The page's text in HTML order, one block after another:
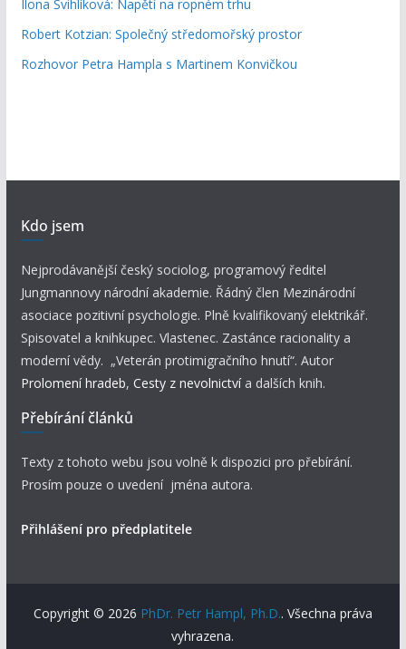
Ilona Švihlíková: Napětí na ropném trhu
Robert Kotzian: Společný středomořský prostor
Rozhovor Petra Hampla s Martinem Konvičkou
Kdo jsem
Nejprodávanější český sociolog, programový ředitel
Jungmannovy národní akademie. Řádný člen Mezinárodní
asociace pozitivní psychologie. Plně kvalifikovaný elektrikář.
Spisovatel a knihkupec. Vlastenec. Zastánce racionality a
moderní vědy. „Veterán protimigračního hnutí“. Autor
Prolomení hradeb, Cesty z nevolnictví a dalších knih.
Přebírání článků
Texty z tohoto webu jsou volně k dispozici pro přebírání.
Prosím pouze o uvedení jména autora.
Přihlášení pro předplatitele
Copyright © 2026 PhDr. Petr Hampl, Ph.D.. Všechna práva
vyhrazena.